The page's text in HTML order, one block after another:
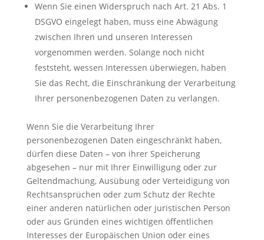
Wenn Sie einen Widerspruch nach Art. 21 Abs. 1
DSGVO eingelegt haben, muss eine Abwägung
zwischen Ihren und unseren Interessen
vorgenommen werden. Solange noch nicht
feststeht, wessen Interessen überwiegen, haben
Sie das Recht, die Einschränkung der Verarbeitung
Ihrer personenbezogenen Daten zu verlangen.
Wenn Sie die Verarbeitung Ihrer
personenbezogenen Daten eingeschränkt haben,
dürfen diese Daten – von ihrer Speicherung
abgesehen – nur mit Ihrer Einwilligung oder zur
Geltendmachung, Ausübung oder Verteidigung von
Rechtsansprüchen oder zum Schutz der Rechte
einer anderen natürlichen oder juristischen Person
oder aus Gründen eines wichtigen öffentlichen
Interesses der Europäischen Union oder eines